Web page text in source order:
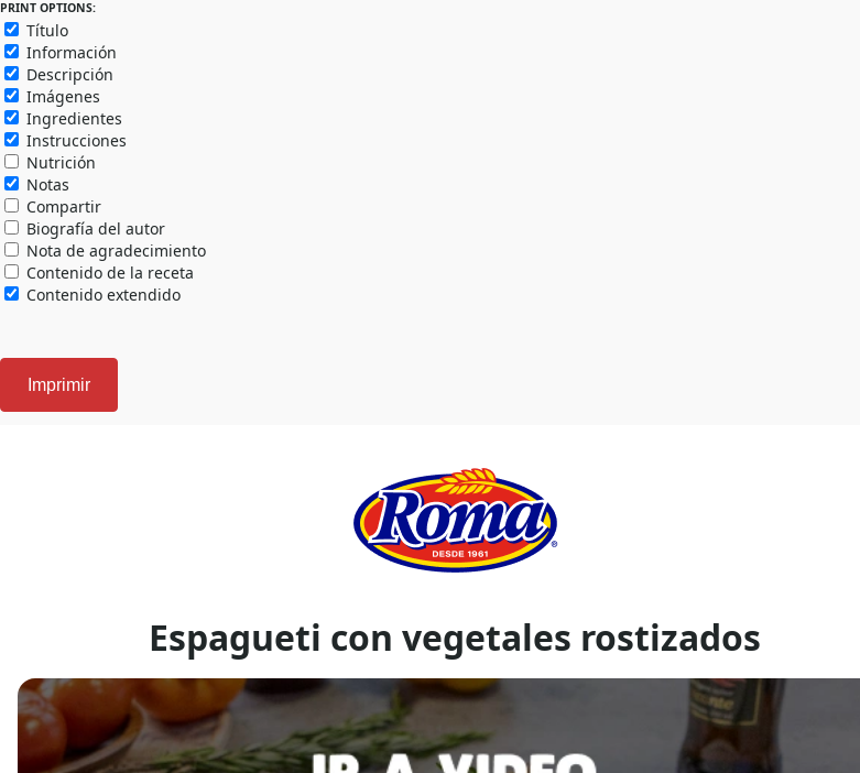
PRINT OPTIONS:
Título
Información
Descripción
Imágenes
Ingredientes
Instrucciones
Nutrición
Notas
Compartir
Biografía del autor
Nota de agradecimiento
Contenido de la receta
Contenido extendido
Imprimir
Espagueti con vegetales rostizados